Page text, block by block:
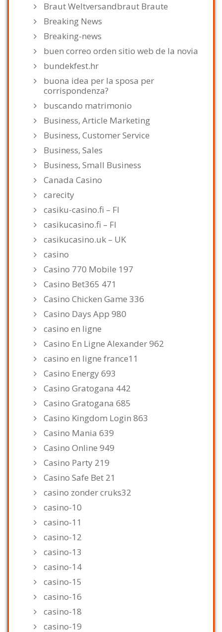
Braut Weltversandbraut Braute
Breaking News
Breaking-news
buen correo orden sitio web de la novia
bundekfest.hr
buona idea per la sposa per
corrispondenza?
buscando matrimonio
Business, Article Marketing
Business, Customer Service
Business, Sales
Business, Small Business
Canada Casino
carecity
casiku-casino.fi – FI
casikucasino.fi – FI
casikucasino.uk – UK
casino
Casino 770 Mobile 197
Casino Bet365 471
Casino Chicken Game 336
Casino Days App 980
casino en ligne
Casino En Ligne Alexander 962
casino en ligne france11
Casino Energy 693
Casino Gratogana 442
Casino Gratogana 685
Casino Kingdom Login 863
Casino Mania 639
Casino Online 949
Casino Party 219
Casino Safe Bet 21
casino zonder cruks32
casino-10
casino-11
casino-12
casino-13
casino-14
casino-15
casino-16
casino-18
casino-19